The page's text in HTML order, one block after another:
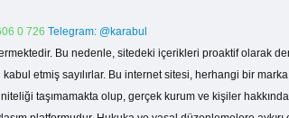
0 726 Telegram: @karabul
Bu nedenle, sitedeki içerikleri proaktif olarak
etmiş sayılırlar. Bu internet sitesi, herhangi bir
taşımamakta olup, gerçek kurum ve kişiler